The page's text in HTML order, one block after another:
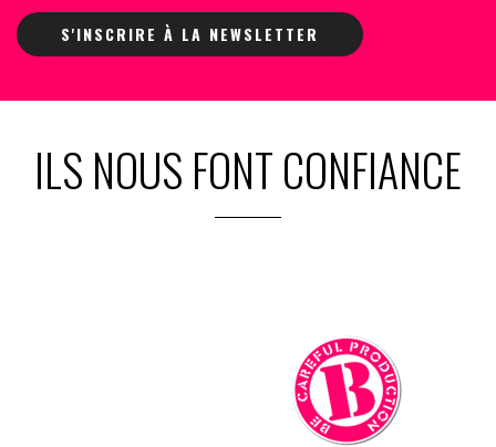
S'INSCRIRE À LA NEWSLETTER
ILS NOUS FONT CONFIANCE